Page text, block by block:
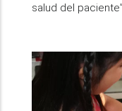
salud del